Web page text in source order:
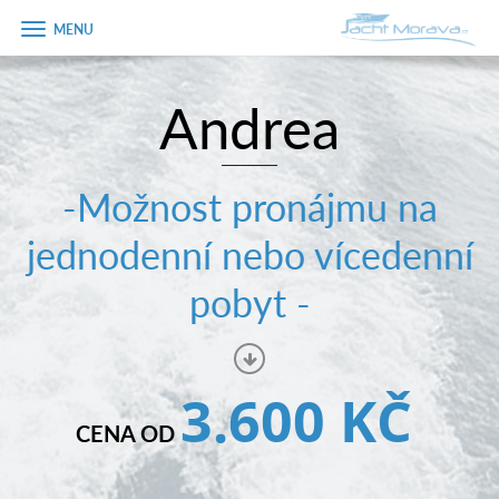
Úvodní strana
Pronájem a ceník
Plán plavby
Tipy na výlet
PRODEJ LODÍ
Zobrazit
menu
Andrea
-Možnost pronájmu na
jednodenní nebo vícedenní
pobyt -
CENA OD3.600 KČ